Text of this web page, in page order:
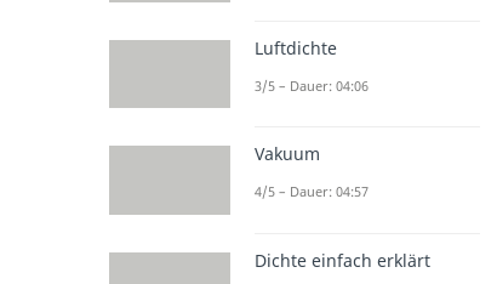
Luftdichte
3/5 – Dauer: 04:06
Vakuum
4/5 – Dauer: 04:57
Dichte einfach erklärt